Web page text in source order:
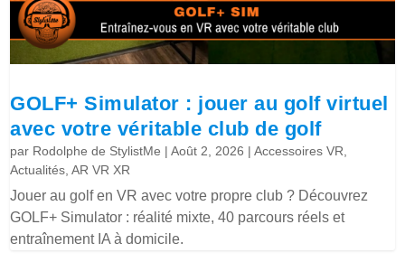
GOLF+ Simulator : jouer au golf virtuel
avec votre véritable club de golf
par Rodolphe de StylistMe |Août 2, 2026 |Accessoires VR
Actualités ,AR VR XR
Jouer au golf en VR avec votre propre club ? Découvrez
GOLF+ Simulator : réalité mixte, 40 parcours réels et
entraînement IA à domicile.